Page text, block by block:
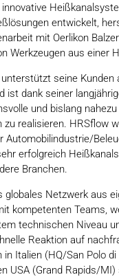
entwickelt,
mit Oerlikon
Werkzeugen aus einer
seine Kunden
ist dank seiner
und bislang
zu realisieren. HRSflow
Automobilindustrie/
erfolgreich
Branchen.
globales Netzwerk aus
kompetenten Teams,
technischen Niveau
Reaktion auf
Italien (HQ/San Polo di
USA (Grand Rapids/